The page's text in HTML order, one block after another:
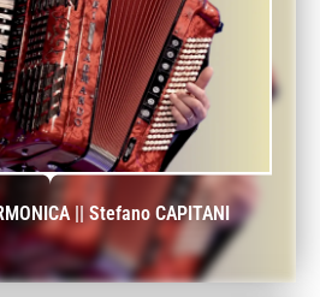
|| Stefano CAPITANI